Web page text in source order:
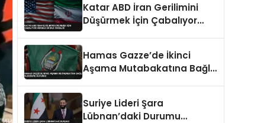
Katar ABD İran Gerilimini
Düşürmek İçin Çabalıyor
Hamas Gazze’de İkinci
Aşama Mutabakatına Bağlı
Suriye Lideri Şara
Lübnan’daki Durumu